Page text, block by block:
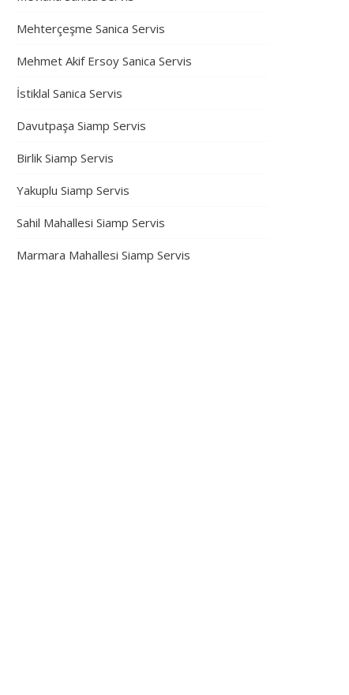
Mehterçeşme Sanica Servis
Mehmet Akif Ersoy Sanica Servis
İstiklal Sanica Servis
Davutpaşa Siamp Servis
Birlik Siamp Servis
Yakuplu Siamp Servis
Sahil Mahallesi Siamp Servis
Marmara Mahallesi Siamp Servis